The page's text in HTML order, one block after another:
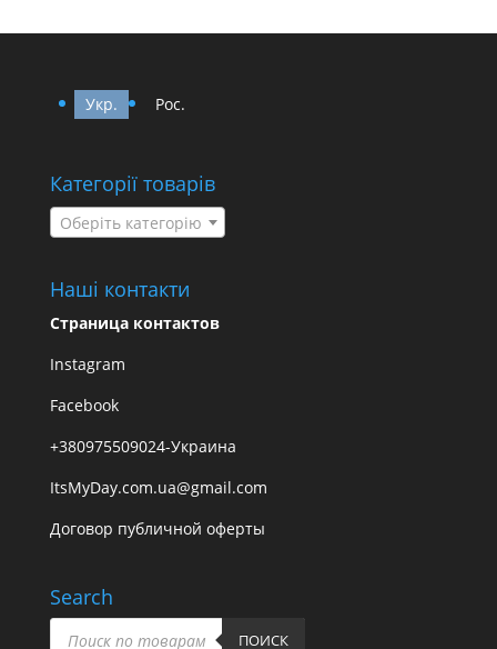
Укр. Рос.
Категорії товарів
Оберіть категорію
Наші контакти
Страница контактов
Instagram
Facebook
+380975509024-Украина
ItsMyDay.com.ua@gmail.com
Договор публичной оферты
Search
Пошук
товарів ПОИСК